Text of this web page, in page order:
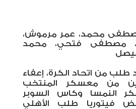
محمد، عمر مرموش،
مصطفى فتحي، محمد
طلب من اتحاد الكرة، إعفاء
من معسكر المنتخب
النمسا وكاس السوبر
فيتوريا طلب الأهلي